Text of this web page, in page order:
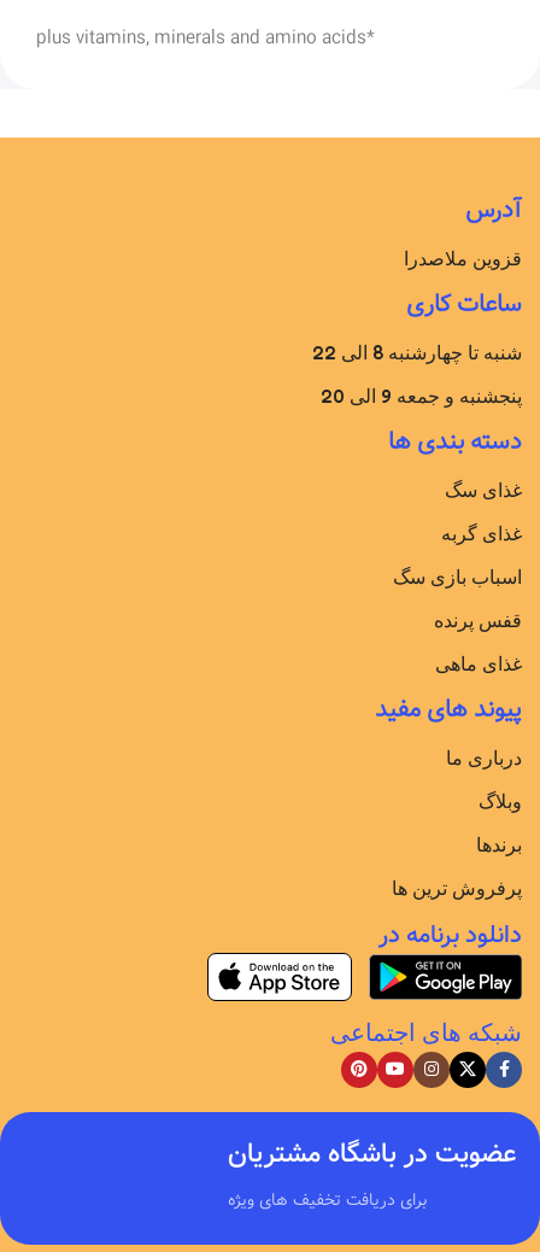
*plus vitamins, minerals and amino acids
آدرس
قزوین ملاصدرا
ساعات کاری
شنبه تا چهارشنبه 8 الی 22
پنجشنبه و جمعه 9 الی 20
دسته بندی ها
غذای سگ
غذای گربه
اسباب بازی سگ
قفس پرنده
غذای ماهی
پیوند های مفید
درباری ما
وبلاگ
برندها
پرفروش ترین ها
دانلود برنامه در
شبکه های اجتماعی
عضویت در باشگاه مشتریان
برای دریافت تخفیف های ویژه